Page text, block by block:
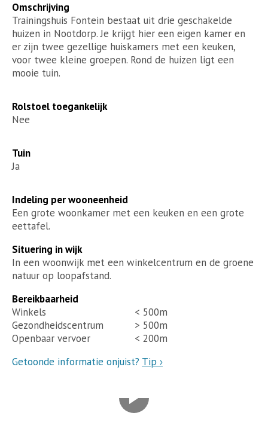
Omschrijving
Trainingshuis Fontein bestaat uit drie geschakelde
huizen in Nootdorp. Je krijgt hier een eigen kamer en
er zijn twee gezellige huiskamers met een keuken,
voor twee kleine groepen. Rond de huizen ligt een
mooie tuin.
Rolstoel toegankelijk
Nee
Tuin
Ja
Indeling per wooneenheid
Een grote woonkamer met een keuken en een grote
eettafel.
Situering in wijk
In een woonwijk met een winkelcentrum en de groene
natuur op loopafstand.
Bereikbaarheid
Winkels
< 500m
Gezondheidscentrum
> 500m
Openbaar vervoer
< 200m
Getoonde informatie onjuist? Tip ›